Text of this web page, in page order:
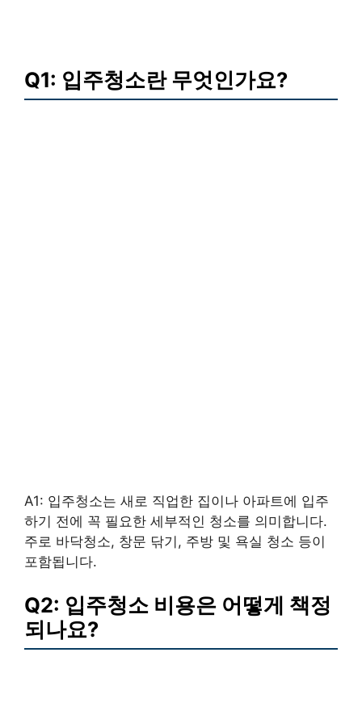
Q1: 입주청소란 무엇인가요?
A1: 입주청소는 새로 직업한 집이나 아파트에 입주
하기 전에 꼭 필요한 세부적인 청소를 의미합니다.
주로 바닥청소, 창문 닦기, 주방 및 욕실 청소 등이
포함됩니다.
Q2: 입주청소 비용은 어떻게 책정
되나요?